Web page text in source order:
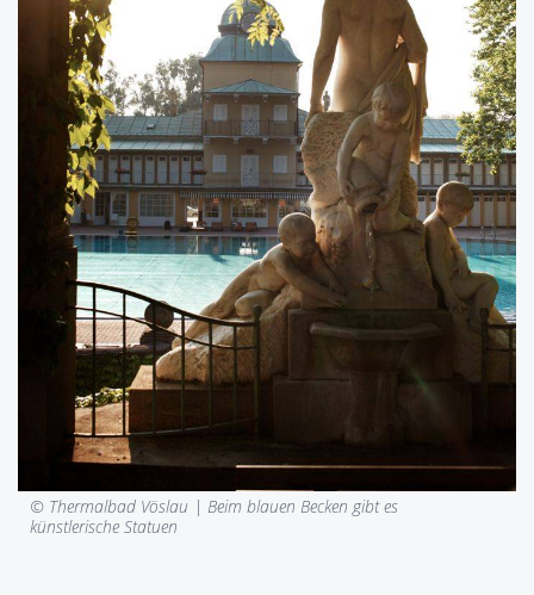
© Thermalbad Vöslau | Beim blauen Becken gibt es
künstlerische Statuen